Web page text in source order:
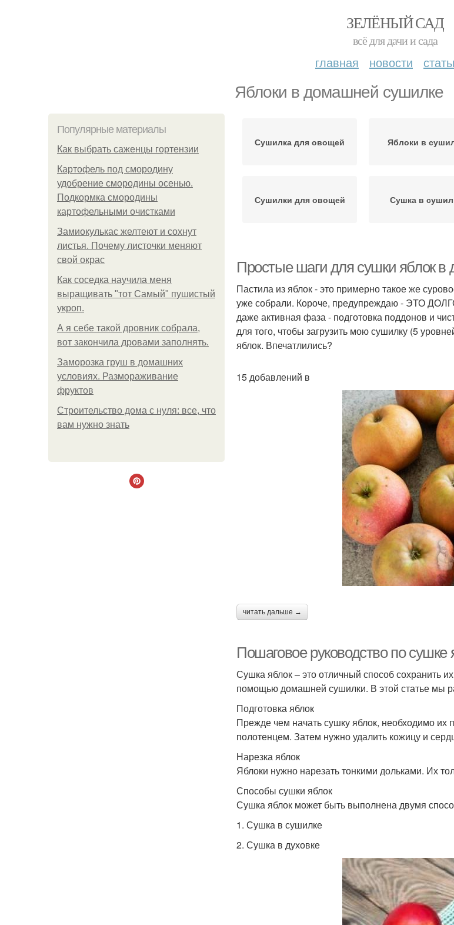
ЗЕЛЁНЫЙ САД
всё для дачи и сада
главная новости
Яблоки в домашней сушилке
Популярные материалы
Как выбрать саженцы гортензии
Картофель под смородину
удобрение смородины осенью.
Подкормка смородины
картофельными очистками
Замиокулькас желтеют и сохнут
листья. Почему листочки меняют
свой окрас
Как соседка научила меня
выращивать "тот Самый" пушистый
укроп.
А я себе такой дровник собрала,
вот закончила дровами заполнять.
Заморозка груш в домашних
условиях. Размораживание
фруктов
Строительство дома с нуля: все, что
вам нужно знать
Сушилка для овощей Яблоки в
Сушилки для овощей Сушка в
Простые шаги для сушки яблок
Пастила из яблок - это примерно такое же
уже собрали. Короче, предупреждаю - ЭТО
даже активная фаза - подготовка поддонов и
для того, чтобы загрузить мою сушилку (5
яблок. Впечатлились?
15 добавлений в
читать дальше →
Пошаговое руководство по
Сушка яблок – это отличный способ сохранить
помощью домашней сушилки. В этой статье мы
Подготовка яблок
Прежде чем начать сушку яблок, необходимо их
полотенцем. Затем нужно удалить кожицу и
Нарезка яблок
Яблоки нужно нарезать тонкими дольками. Их
Способы сушки яблок
Сушка яблок может быть выполнена двумя
1. Сушка в сушилке
2. Сушка в духовке